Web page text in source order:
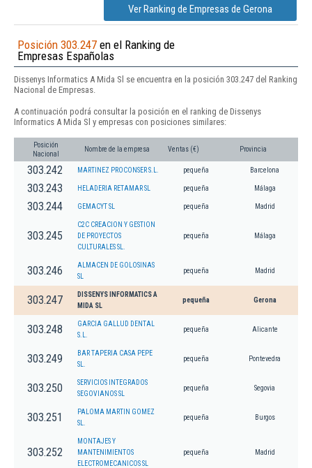
Ver Ranking de Empresas de Gerona
Posición 303.247 en el Ranking de
Empresas Españolas
Dissenys Informatics A Mida Sl se encuentra en la posición 303.247 del Ranking
Nacional de Empresas.
A continuación podrá consultar la posición en el ranking de Dissenys
Informatics A Mida Sl y empresas con posiciones similares:
Posición
Nacional
Nombre de la empresa Ventas (€) Provincia
303.242 MARTINEZ PROCONSER S.L. pequeña Barcelona
303.243 HELADERIA RETAMAR SL pequeña Málaga
303.244 GEMACYT SL pequeña Madrid
303.245
C2C CREACION Y GESTION
DE PROYECTOS
CULTURALES SL.
pequeña Málaga
303.246
ALMACEN DE GOLOSINAS
SL
pequeña Madrid
303.247
DISSENYS INFORMATICS A
MIDA SL
pequeña Gerona
303.248
GARCIA GALLUD DENTAL
S.L.
pequeña Alicante
303.249
BAR TAPERIA CASA PEPE
SL.
pequeña Pontevedra
303.250
SERVICIOS INTEGRADOS
SEGOVIANOS SL
pequeña Segovia
303.251
PALOMA MARTIN GOMEZ
SL.
pequeña Burgos
303.252
MONTAJES Y
MANTENIMIENTOS
ELECTROMECANICOS SL
pequeña Madrid